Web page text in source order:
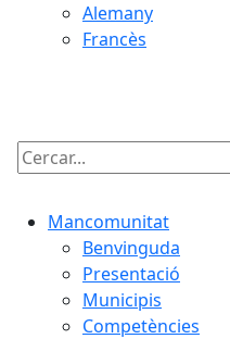
Alemany
Francès
Cercar:
Mancomunitat
Benvinguda
Presentació
Municipis
Competències